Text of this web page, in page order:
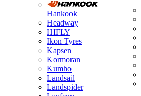
Hankook
Headway
HIFLY
Ikon Tyres
Kapsen
Kormoran
Kumho
Landsail
Landspider